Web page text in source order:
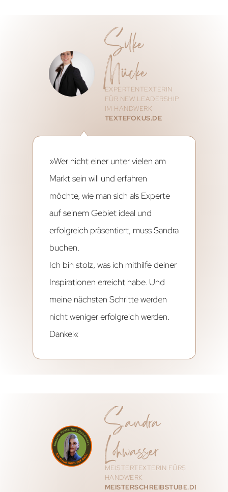
»Wer nicht einer unter vielen am
Markt sein will und erfahren
möchte, wie man sich als Experte
auf seinem Gebiet ideal und
erfolgreich präsentiert, muss Sandra
buchen.
Ich bin stolz, was ich mithilfe deiner
Inspirationen erreicht habe. Und
meine nächsten Schritte werden
nicht weniger erfolgreich werden.
Danke!«
Silke
Mücke
EXPERTENTEXTERIN
FÜR NEW LEADERSHIP
IM HANDWERK
TEXTEFOKUS.DE
Sandra
Lohwasser
MEISTERTEXTERIN FÜRS
HANDWERK
MEISTERSCHREIBSTUBE.DE